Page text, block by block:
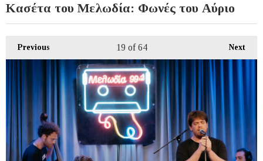
Κασέτα του Μελωδία: Φωνές του Αύριο
Previous Next
19 of 64